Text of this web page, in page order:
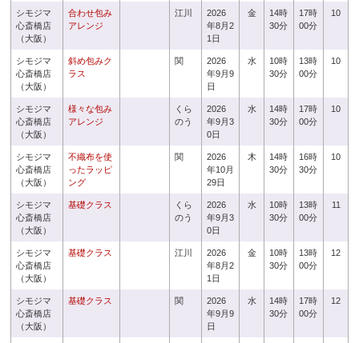
シモジマ
心斎橋店
（大阪）
合わせ包み
アレンジ
江川
2026
年8月2
1日
金
14時
30分
17時
00分
10
シモジマ
心斎橋店
（大阪）
斜め包みク
ラス
関
2026
年9月9
日
水
10時
30分
13時
00分
10
シモジマ
心斎橋店
（大阪）
様々な包み
アレンジ
くら
のう
2026
年9月3
0日
水
14時
30分
17時
00分
10
シモジマ
心斎橋店
（大阪）
不織布を使
ったラッピ
ング
関
2026
年10月
29日
木
14時
30分
16時
30分
10
シモジマ
心斎橋店
（大阪）
基礎クラス
くら
のう
2026
年9月3
0日
水
10時
30分
13時
00分
11
シモジマ
心斎橋店
（大阪）
基礎クラス 江川
2026
年8月2
1日
金
10時
30分
13時
00分
12
シモジマ
心斎橋店
（大阪）
基礎クラス 関
2026
年9月9
日
水
14時
30分
17時
00分
12